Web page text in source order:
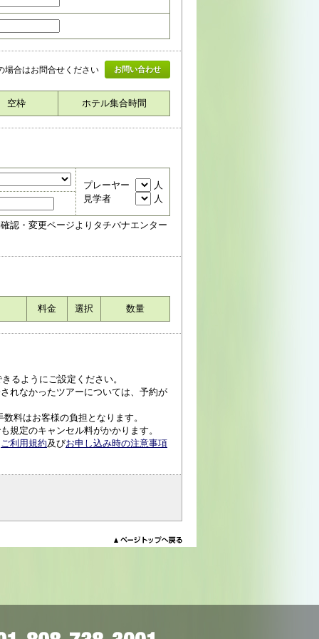
場合はお問合せください お問い合わせ
空枠 ホテル集合時間
プレーヤー
人
見学者
人
認・変更ページよりタチバナエンター
料金 選択 数量
るようにご設定ください。
れなかったツアーについては、予約が
料はお客様の負担となります。
規定のキャンセル料がかかります。
ご利用規約及びお申し込み時の注意事項